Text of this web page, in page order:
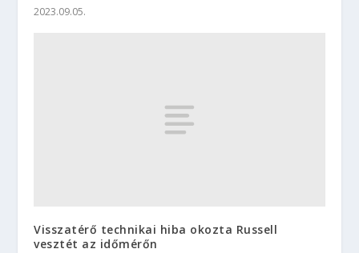
2023.09.05.
Visszatérő technikai hiba okozta Russell
vesztét az időmérőn